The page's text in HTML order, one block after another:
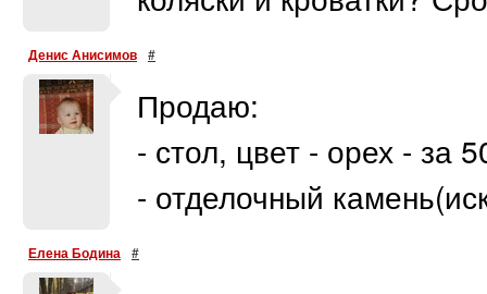
Денис Анисимов #
Продаю:
- стол, цвет - орех - за
- отделочный
Елена Бодина #